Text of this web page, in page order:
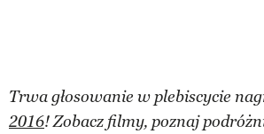
Trwa głosowanie w plebiscycie
2016! Zobacz filmy, poznaj